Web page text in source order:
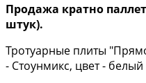
Продажа кратно
штук).
Тротуарные плиты
- Стоунмикс, цвет -